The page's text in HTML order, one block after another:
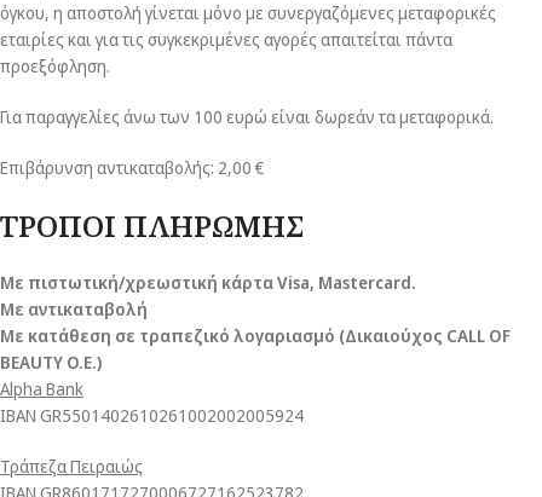
όγκου, η αποστολή γίνεται μόνο με συνεργαζόμενες μεταφορικές
εταιρίες και για τις συγκεκριμένες αγορές απαιτείται πάντα
προεξόφληση.
Για παραγγελίες άνω των 100 ευρώ είναι δωρεάν τα μεταφορικά.
Επιβάρυνση αντικαταβολής: 2,00 €
ΤΡΟΠΟΙ ΠΛΗΡΩΜΗΣ
Με πιστωτική/χρεωστική κάρτα Visa, Mastercard.
Με αντικαταβολή
Με κατάθεση σε τραπεζικό λογαριασμό (Δικαιούχος CALL OF
BEAUTY O.E.)
Alpha Bank
ΙΒΑΝ GR5501402610261002002005924
Τράπεζα Πειραιώς